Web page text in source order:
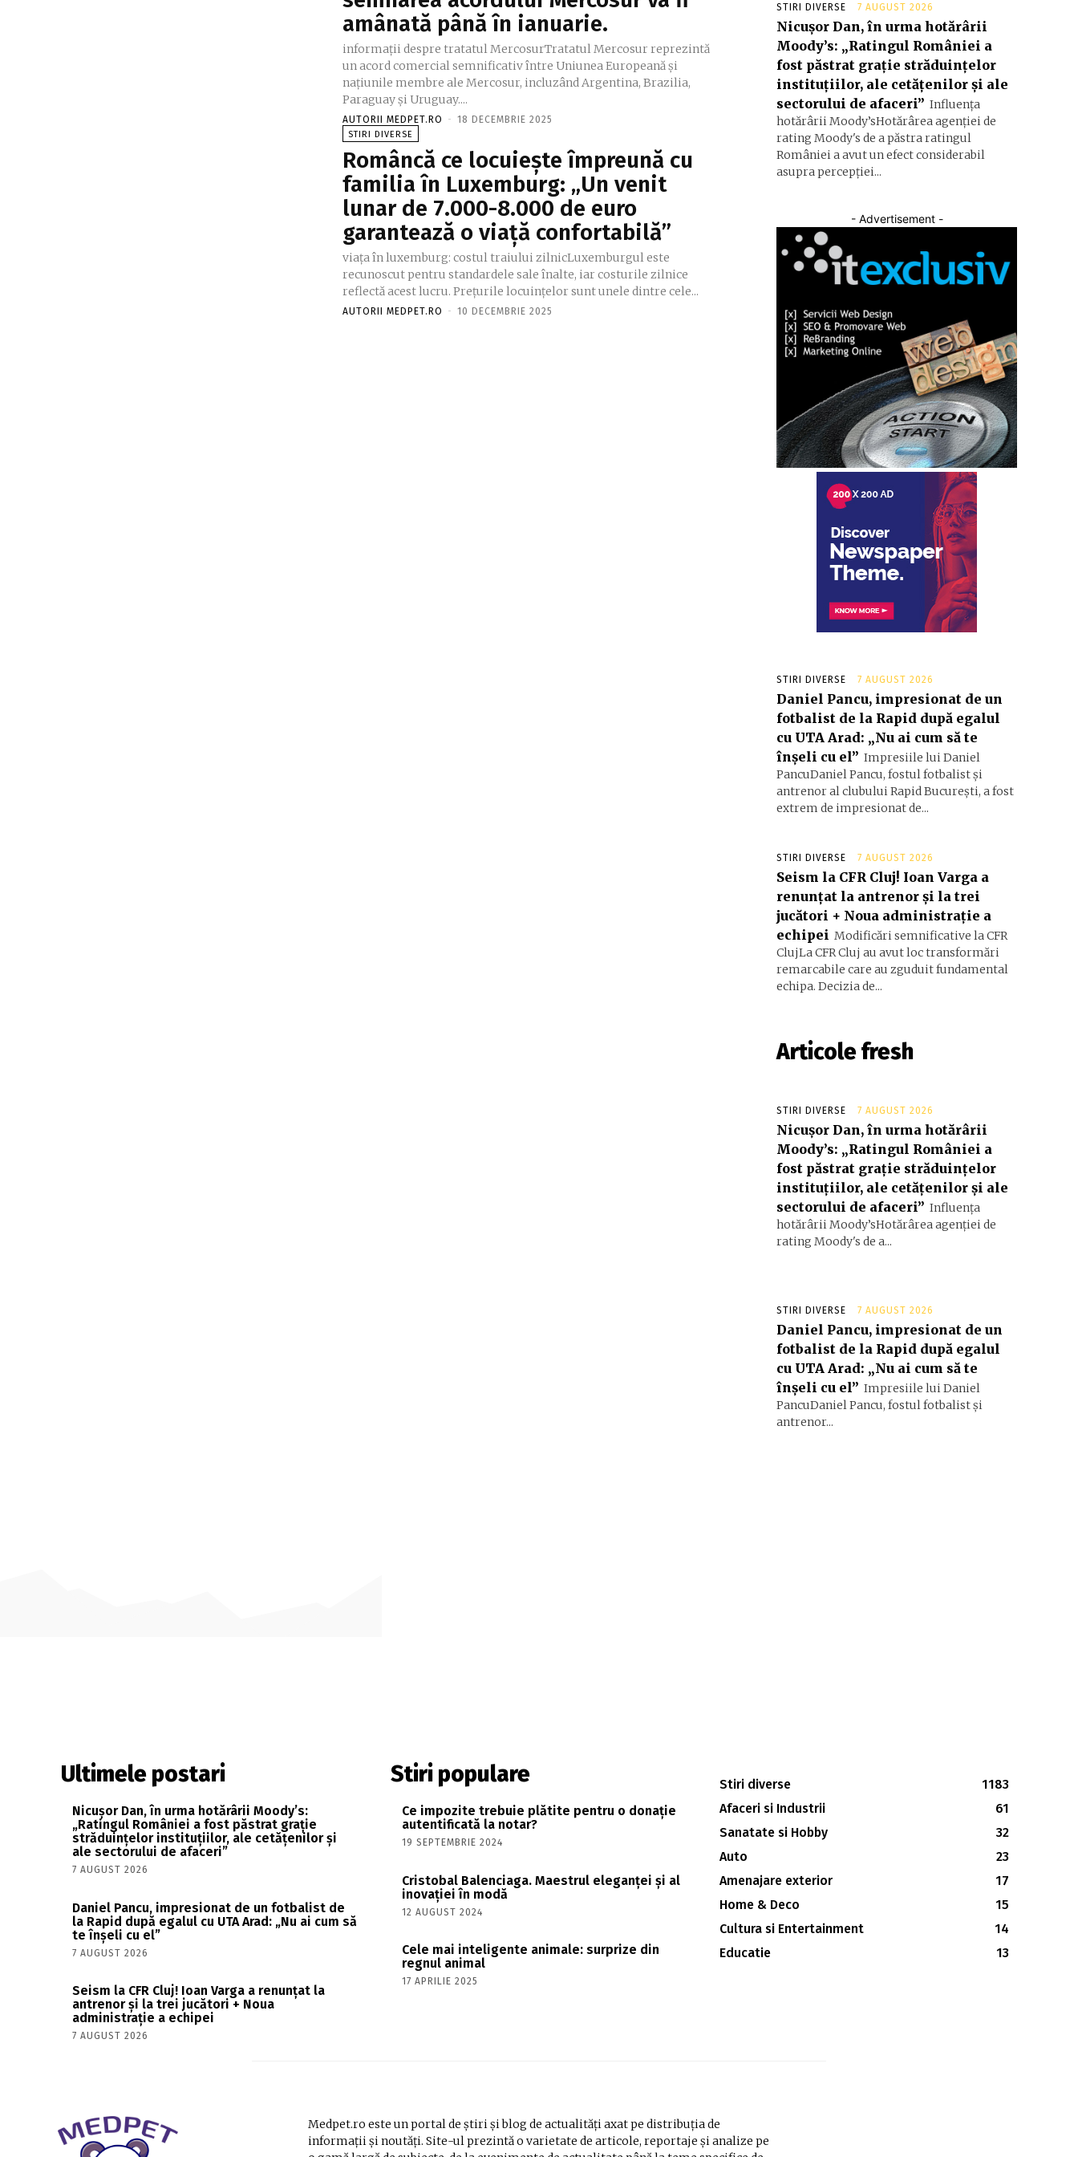
amânată până în ianuarie.
informații despre tratatul MercosurTratatul Mercosur reprezintă
un acord comercial semnificativ între Uniunea Europeană și
națiunile membre ale Mercosur, incluzând Argentina, Brazilia,
Paraguay și Uruguay....
AUTORII MEDPET.RO - 18 DECEMBRIE 2025
STIRI DIVERSE
Româncă ce locuiește împreună cu
familia în Luxemburg: „Un venit
lunar de 7.000-8.000 de euro
garantează o viață confortabilă”
viața în luxemburg: costul traiului zilnicLuxemburgul este
recunoscut pentru standardele sale înalte, iar costurile zilnice
reflectă acest lucru. Prețurile locuințelor sunt unele dintre cele...
AUTORII MEDPET.RO - 10 DECEMBRIE 2025
STIRI DIVERSE 7 AUGUST 2026
Nicușor Dan, în urma hotărârii
Moody’s: „Ratingul României a
fost păstrat grație străduințelor
instituțiilor, ale cetățenilor și ale
sectorului de afaceri” Influența
hotărârii Moody’sHotărârea agenției de
rating Moody's de a păstra ratingul
României a avut un efect considerabil
asupra percepției...
- Advertisement -
STIRI DIVERSE 7 AUGUST 2026
Daniel Pancu, impresionat de un
fotbalist de la Rapid după egalul
cu UTA Arad: „Nu ai cum să te
înșeli cu el” Impresiile lui Daniel
PancuDaniel Pancu, fostul fotbalist și
antrenor al clubului Rapid București, a fost
extrem de impresionat de...
STIRI DIVERSE 7 AUGUST 2026
Seism la CFR Cluj! Ioan Varga a
renunțat la antrenor și la trei
jucători + Noua administrație a
echipei Modificări semnificative la CFR
ClujLa CFR Cluj au avut loc transformări
remarcabile care au zguduit fundamental
echipa. Decizia de...
Articole fresh
STIRI DIVERSE 7 AUGUST 2026
Nicușor Dan, în urma hotărârii
Moody’s: „Ratingul României a
fost păstrat grație străduințelor
instituțiilor, ale cetățenilor și ale
sectorului de afaceri” Influența
hotărârii Moody’sHotărârea agenției de
rating Moody's de a...
STIRI DIVERSE 7 AUGUST 2026
Daniel Pancu, impresionat de un
fotbalist de la Rapid după egalul
cu UTA Arad: „Nu ai cum să te
înșeli cu el” Impresiile lui Daniel
PancuDaniel Pancu, fostul fotbalist și
antrenor...
Ultimele postari
Nicușor Dan, în urma hotărârii Moody’s:
„Ratingul României a fost păstrat grație
străduințelor instituțiilor, ale cetățenilor și
ale sectorului de afaceri”
7 AUGUST 2026
Daniel Pancu, impresionat de un fotbalist de
la Rapid după egalul cu UTA Arad: „Nu ai cum să
te înșeli cu el”
7 AUGUST 2026
Seism la CFR Cluj! Ioan Varga a renunțat la
antrenor și la trei jucători + Noua
administrație a echipei
7 AUGUST 2026
Stiri populare
Ce impozite trebuie plătite pentru o donație
autentificată la notar?
19 SEPTEMBRIE 2024
Cristobal Balenciaga. Maestrul eleganței și al
inovației în modă
12 AUGUST 2024
Cele mai inteligente animale: surprize din
regnul animal
17 APRILIE 2025
Stiri diverse
1183
Afaceri si Industrii
61
Sanatate si Hobby
32
Auto
23
Amenajare exterior
17
Home & Deco
15
Cultura si Entertainment
14
Educatie
13
Medpet.ro este un portal de știri și blog de actualități axat pe distribuția de
informații și noutăți. Site-ul prezintă o varietate de articole, reportaje și analize pe